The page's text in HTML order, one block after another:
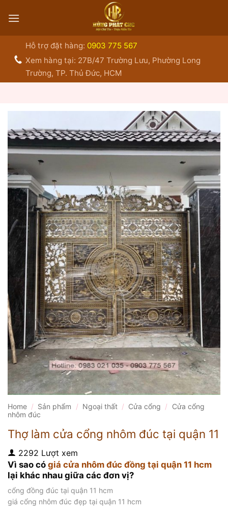
qua
Hỗ trợ đặt hàng: 0903 775 567
Xem hàng tại: 27B/47 Trường Lưu, Phường Long
Trường, TP. Thủ Đức, HCM
Home / Sản phẩm / Ngoại thất / Cửa cổng /
Cửa cổng
nhôm đúc
Thợ làm cửa cổng nhôm đúc tại quận 11
2292 Lượt xem
Vì sao có giá cửa nhôm đúc đồng tại quận 11 hcm
lại khác nhau giữa các đơn vị?
cổng đồng đúc tại quận 11 hcm
giá cổng nhôm đúc đẹp tại quận 11 hcm